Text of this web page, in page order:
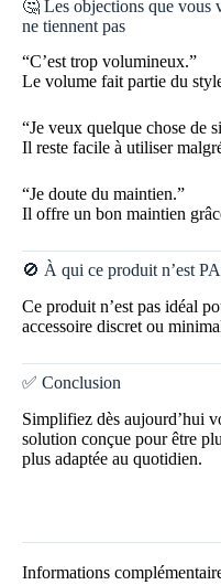
🤔 Les objections que
ne tiennent pas
“C’est trop volumineux.”
Le volume fait partie du
“Je veux quelque chose de
Il reste facile à utiliser
“Je doute du maintien.”
Il offre un bon maintien
🚫 À qui ce produit n’est
Ce produit n’est pas idéal
accessoire discret ou
✅ Conclusion
Simplifiez dès aujourd’hui
solution conçue pour être
plus adaptée au quotidien.
Informations